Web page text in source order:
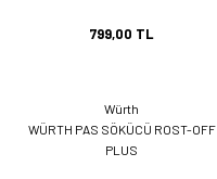
799,00 TL
Würth
WÜRTH PAS SÖKÜCÜ ROST-OFF
PLUS